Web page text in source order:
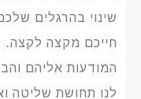
שינוי בהרגלים
חייכם מקצה לקצה.
המודעות אליהם
לנו תחושת שליטה